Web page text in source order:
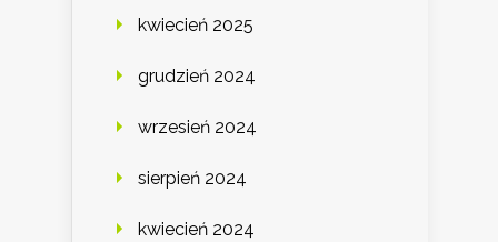
kwiecień 2025
grudzień 2024
wrzesień 2024
sierpień 2024
kwiecień 2024